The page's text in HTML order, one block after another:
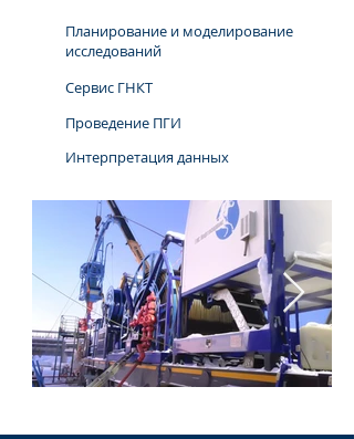
Планирование и моделирование
исследований
Сервис ГНКТ
Проведение ПГИ
Интерпретация данных